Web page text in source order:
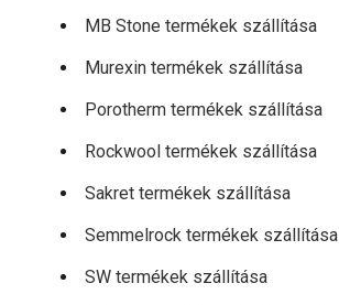
MB Stone termékek szállítása
Murexin termékek szállítása
Porotherm termékek szállítása
Rockwool termékek szállítása
Sakret termékek szállítása
Semmelrock termékek szállítása
SW termékek szállítása